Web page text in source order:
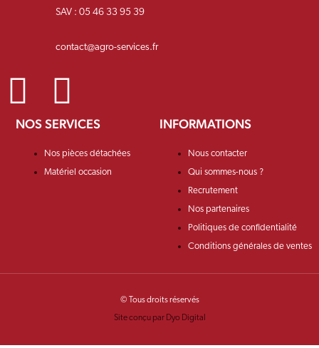
SAV : 05 46 33 95 39
contact@agro-services.fr
NOS SERVICES
Nos pièces détachées
Matériel occasion
INFORMATIONS
Nous contacter
Qui sommes-nous ?
Recrutement
Nos partenaires
Politiques de confidentialité
Conditions générales de ventes
© Tous droits réservés
Site conçu par Dyo Digital